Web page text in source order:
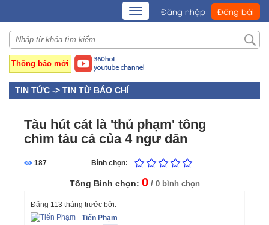
TOGGLE
NAVIGATION
Đăng nhập Đăng bài
Thông báo mới
TIN TỨC -> TIN TỪ BÁO CHÍ
Tàu hút cát là 'thủ phạm' tông
chìm tàu cá của 4 ngư dân
187 Bình chọn:
Tổng Bình chọn: 0 / 0 bình chọn
Đăng 113 tháng trước bởi:
Tiến Phạm